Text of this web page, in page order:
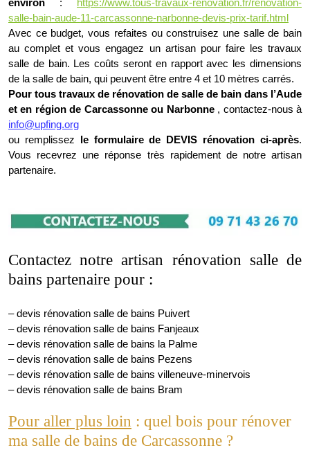
environ :
https://www.tous-travaux-renovation.fr/renovation-
salle-bain-aude-11-carcassonne-narbonne-devis-prix-tarif.html
Avec ce budget, vous refaites ou construisez une salle de bain
au complet et vous engagez un artisan pour faire les travaux
salle de bain. Les coûts seront en rapport avec les dimensions
de la salle de bain, qui peuvent être entre 4 et 10 mètres carrés.
Pour tous travaux de rénovation de salle de bain dans l’Aude
et en région de Carcassonne ou Narbonne , contactez-nous à
info@upfing.org
ou remplissez le formulaire de DEVIS rénovation ci-après.
Vous recevrez une réponse très rapidement de notre artisan
partenaire.
Contactez notre artisan rénovation salle de
bains partenaire pour :
– devis rénovation salle de bains Puivert
– devis rénovation salle de bains Fanjeaux
– devis rénovation salle de bains la Palme
– devis rénovation salle de bains Pezens
– devis rénovation salle de bains villeneuve-minervois
– devis rénovation salle de bains Bram
Pour aller plus loin : quel bois pour rénover
ma salle de bains de Carcassonne ?